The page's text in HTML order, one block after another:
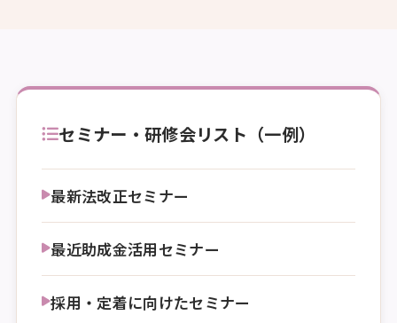
セミナー・研修会リスト（一例）
最新法改正セミナー
最近助成金活用セミナー
採用・定着に向けたセミナー